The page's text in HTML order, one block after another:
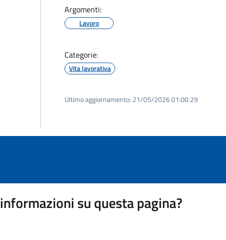
Argomenti:
Lavoro
Categorie:
Vita lavorativa
Ultimo aggiornamento: 21/05/2026 01:00.29
su questa pagina?